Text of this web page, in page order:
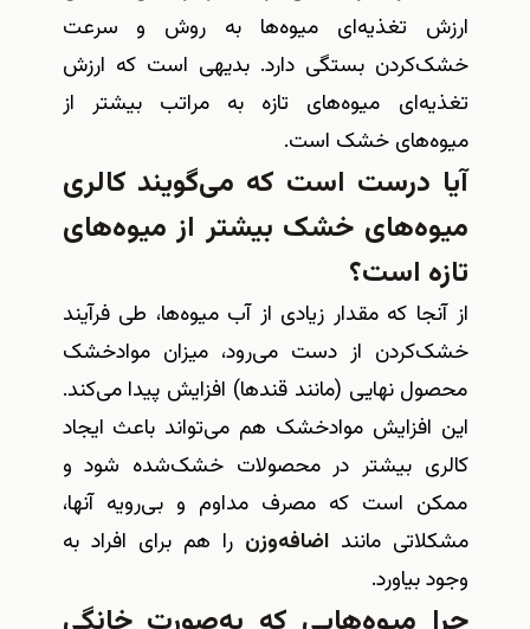
ارزش تغذیه‌ای میوه‌ها به روش و سرعت
خشک‌کردن بستگی دارد. بدیهی است که ارزش
تغذیه‌ای میوه‌های تازه به مراتب بیشتر از
میوه‌های خشک است.
آیا درست است که می‌گویند کالری
میوه‌های خشک بیشتر از میوه‌های
تازه است؟
از آنجا که مقدار زیادی از آب میوه‌ها، طی فرآیند
خشک‌کردن از دست می‌رود، میزان موادخشک
محصول نهایی (مانند قندها) افزایش پیدا می‌کند.
این افزایش موادخشک هم می‌تواند باعث ایجاد
کالری بیشتر در محصولات خشک‌شده شود و
ممکن است که مصرف مداوم و بی‌رویه آنها،
مشکلاتی ماننداضافه‌وزن را هم برای افراد به
وجود بیاورد.